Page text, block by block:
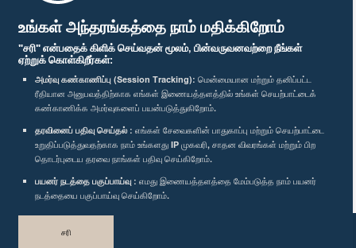
உங்கள் அந்தரங்கத்தை நாம் மதிக்கிறோம்
"சரி" என்பதைக் கிளிக் செய்வதன் மூலம், பின்வருவனவற்றை நீங்கள்
ஏற்றுக் கொள்கிறீர்கள்:
அமர்வு கண்காணிப்பு (Session Tracking): மென்மையான மற்றும் தனிப்பட்ட
ரீதியான அனுபவத்திற்காக எங்கள் இணையத்தளத்தில் உங்கள் செயற்பாட்டைக்
கண்காணிக்க அமர்வுகளைப் பயன்படுத்துகிறோம்.
தரவினைப் பதிவு செய்தல் : எங்கள் சேவைகளின் பாதுகாப்பு மற்றும் செயற்பாட்டை
உறுதிப்படுத்துவதற்காக நாம் உங்களது IP முகவரி, சாதன விவரங்கள் மற்றும் பிற
தொடர்புடைய தரவை நாங்கள் பதிவு செய்கிறோம்.
பயனர் நடத்தை பகுப்பாய்வு : எமது இணையத்தளத்தை மேம்படுத்த நாம் பயனர்
நடத்தையை பகுப்பாய்வு செய்கிறோம்.
சரி
பாராளுமன்ற கையடக்க செயலி
எம்மை பின்தொடர்க :
விருதுகள்
தனியுரிமைக் கொள்கை